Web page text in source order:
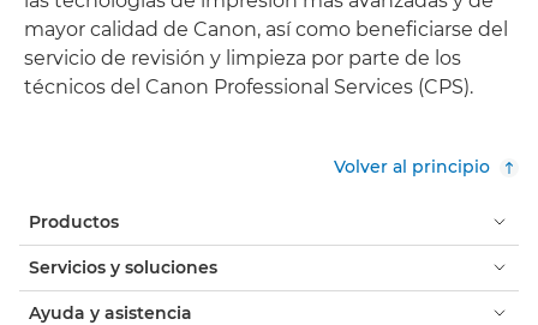
mayor calidad de Canon, así como beneficiarse del
servicio de revisión y limpieza por parte de los
técnicos del Canon Professional Services (CPS).
Volver al principio
Productos
Servicios y soluciones
Ayuda y asistencia